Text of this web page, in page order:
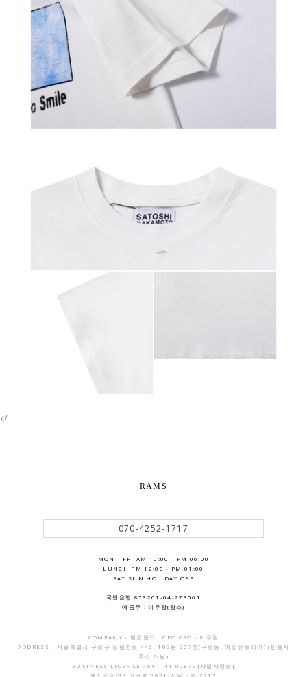
</
RAMS
070-4252-1717
MON - FRI AM 10:00 - PM 06:00
LUNCH PM 12:00 - PM 01:00
SAT.SUN.HOLIDAY OFF
국민은행 873201-04-273061
예금주 : 이우람(람스)
COMPANY - 헬로람스 . CEO CPO - 이우람
ADDRESS - 서울특별시 구로구 도림천로 446, 102동 207호(구로동, 예성유토피아) (반품지
주소 아님)
BUSINESS LICENSE : 691-44-00872 [사업자정보]
통신판매업신고번호 2021-서울구로-2717